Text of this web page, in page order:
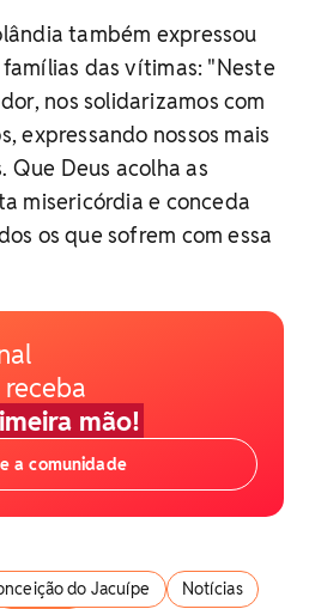
também expressou
das vítimas: "Neste
nos solidarizamos com
expressando nossos mais
Que Deus acolha as
misericórdia e conceda
os que sofrem com essa
mão!
a comunidade
do Jacuípe
Notícias